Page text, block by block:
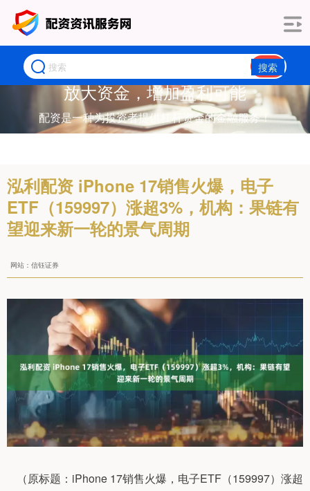
搜索
放大资金，增加盈利可能
配资是一种为投资者提供杠杆资金的金融服务！
泓利配资 iPhone 17销售火爆，电子
ETF（159997）涨超3%，机构：果链有
望迎来新一轮的景气周期
网站：信钰证券
（原标题：iPhone 17销售火爆，电子ETF（159997）涨超